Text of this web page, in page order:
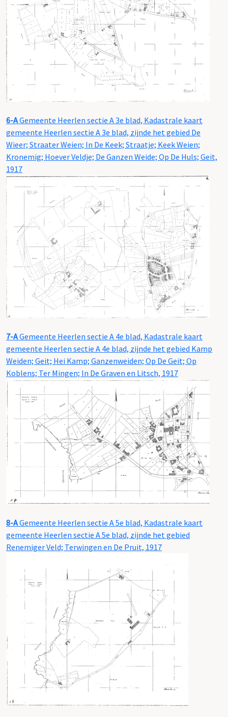
6-AGemeente Heerlen sectie A 3e blad, Kadastrale kaart
gemeente Heerlen sectie A 3e blad, zijnde het gebied De
Wieer; Straater Weien; In De Keek; Straatje; Keek Weien;
Kronemig; Hoever Veldje; De Ganzen Weide; Op De Huls; Geit,
1917
7-AGemeente Heerlen sectie A 4e blad, Kadastrale kaart
gemeente Heerlen sectie A 4e blad, zijnde het gebied Kamp
Weiden; Geit; Hei Kamp; Ganzenweiden; Op De Geit; Op
Koblens; Ter Mingen; In De Graven en Litsch, 1917
8-AGemeente Heerlen sectie A 5e blad, Kadastrale kaart
gemeente Heerlen sectie A 5e blad, zijnde het gebied
Renemiger Veld; Terwingen en De Pruit, 1917